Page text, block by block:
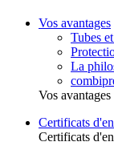
Vos avantages
Tubes
La
Vos avantages
Certificats
Certificats